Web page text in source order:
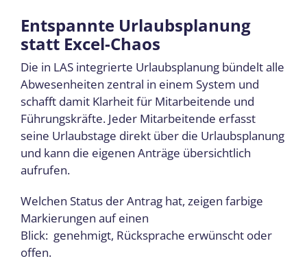
Entspannte Urlaubsplanung
statt Excel-Chaos
Die in LAS integrierte Urlaubsplanung bündelt alle
Abwesenheiten zentral in einem System und
schafft damit Klarheit für Mitarbeitende und
Führungskräfte. Jeder Mitarbeitende erfasst
seine Urlaubstage direkt über die Urlaubsplanung
und kann die eigenen Anträge übersichtlich
aufrufen.
Welchen Status der Antrag hat, zeigen farbige
Markierungen auf einen
Blick: genehmigt, Rücksprache erwünscht oder
offen.